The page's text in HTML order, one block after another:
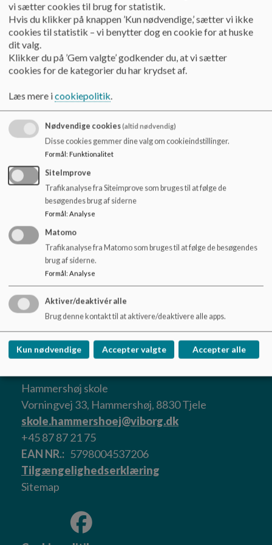
02 - SB møde 24.09.2020.pdf
03 - 26.10.2020 SB-Referat.pdf
04 - 24.11.2020 SB-Referat.pdf
05 - SB møde 21.01.2021.pdf
06 - SB møde 17.03.2021.pdf
07 - SB møde 07.04.2021.pdf
08 -10.05.2021 SB-Referat.pdf
09 -10.06.2021 SB-Referat.pdf
Hammershøj skole
Vorningvej 33, Hammershøj, 8830 Tjele
skole.hammershoej@viborg.dk
+45 87 87 21 75
EAN NR.
5798004537206
Tilgængelighedserklæring
Sitemap
vi sætter cookies til brug for statistik.
Hvis du klikker på knappen ’Kun nødvendige,’ sætter vi ikke
cookies til statistik – vi benytter dog en cookie for at huske
dit valg.
Klikker du på ’Gem valgte’ godkender du, at vi sætter
cookies for de kategorier du har krydset af.
Læs mere icookiepolitik.
Nødvendige cookies(altid nødvendig)
Disse cookies gemmer dine valg om cookieindstillinger.
Formål: Funktionalitet
SiteImprove
Trafikanalyse fra Siteimprove som bruges til at følge de
besøgendes brug af siderne
Formål: Analyse
Matomo
Trafikanalyse fra Matomo som bruges til at følge de besøgendes
brug af siderne.
Formål: Analyse
Aktiver/deaktivér alle
Brug denne kontakt til at aktivere/deaktivere alle apps.
Kun nødvendige Accepter valgte Accepter alle